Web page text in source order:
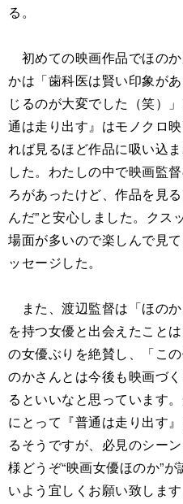
る。
初めての映画作品でほの
かは「歯科医は賢い印象が
じるのが大変でした（笑）
通は走り出す』はモノクロ
れば見るほど作品に吸い込
した。わたしの中で映画監
ろがあったけど、作品を見
んだ”と安心しました。クス
場面が多いので楽しんで見
ッセージした。
また、渡辺監督は「ほの
を持つ女優と出会えたこと
の女優ぶりを絶賛し、「こ
のかさんとは今後も映画づ
るといいなと思っています
にとって『普通は走り出す
るそうですが、必見のシー
様どうぞ“映画女優ほのか”
いよう宜しくお願い致します